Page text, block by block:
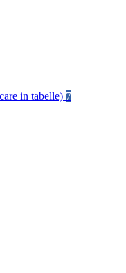
in tabelle) 7